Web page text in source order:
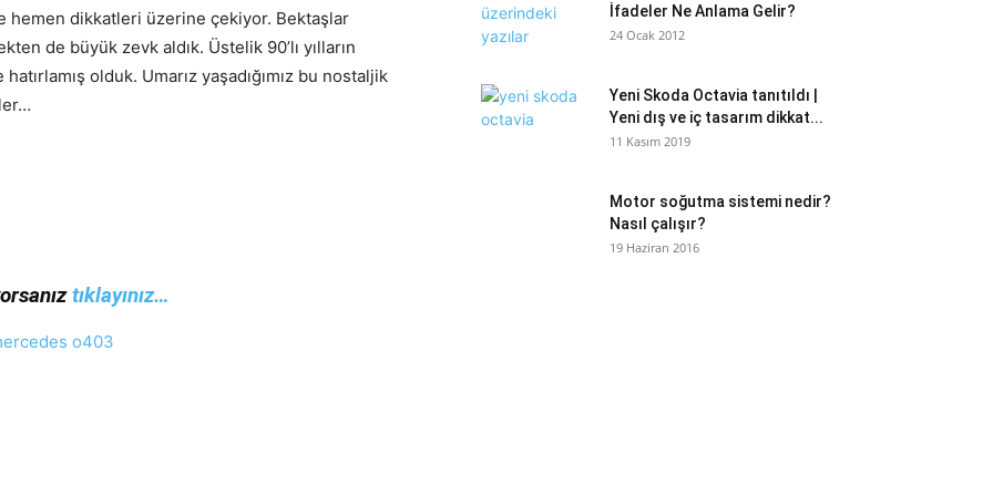
hemen dikkatleri üzerine çekiyor. Bektaşlar
de büyük zevk aldık. Üstelik 90’lı yılların
olduk. Umarız yaşadığımız bu nostaljik
tıklayınız…
İfadeler Ne Anlama Gelir?
24 Ocak 2012
Yeni Skoda Octavia tanıtıldı |
Yeni dış ve iç tasarım dikkat...
11 Kasım 2019
Motor soğutma sistemi nedir?
Nasıl çalışır?
19 Haziran 2016